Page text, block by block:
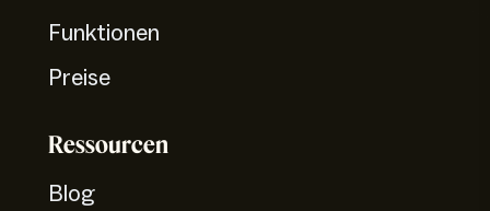
Funktionen
Preise
Ressourcen
Blog